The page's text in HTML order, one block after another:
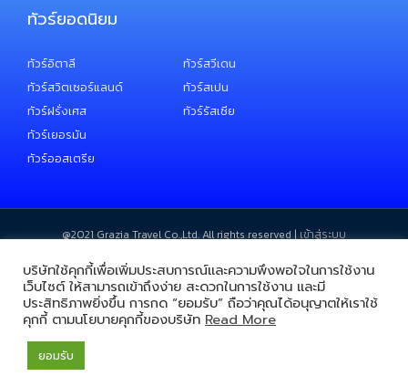
ทัวร์ยอดนิยม
ทัวร์อิตาลี
ทัวร์สวิตเซอร์แลนด์
ทัวร์ฝรั่งเศส
ทัวร์เยอรมัน
ทัวร์ออสเตรีย
ทัวร์สวีเดน
ทัวร์สเปน
ทัวร์รัสเซีย
@2021 ​Grazia Travel Co.,Ltd. All rights reserved | เข้าสู่ระบบ
บริษัทใช้คุกกี้เพื่อเพิ่มประสบการณ์และความพึงพอใจในการใช้งาน
เว็บไซต์ ให้สามารถเข้าถึงง่าย สะดวกในการใช้งาน และมี
ประสิทธิภาพยิ่งขึ้น การกด “ยอมรับ” ถือว่าคุณได้อนุญาตให้เราใช้
คุกกี้ ตามนโยบายคุกกี้ของบริษัท Read More
ยอมรับ